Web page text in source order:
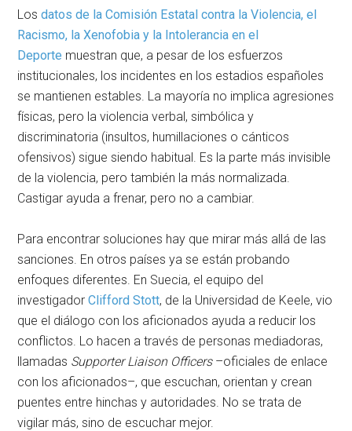
Losdatos de la Comisión Estatal contra la Violencia, el
Racismo, la Xenofobia y la Intolerancia en el
Deporte muestran que, a pesar de los esfuerzos
institucionales, los incidentes en los estadios españoles
se mantienen estables. La mayoría no implica agresiones
físicas, pero la violencia verbal, simbólica y
discriminatoria (insultos, humillaciones o cánticos
ofensivos) sigue siendo habitual. Es la parte más invisible
de la violencia, pero también la más normalizada.
Castigar ayuda a frenar, pero no a cambiar.
Para encontrar soluciones hay que mirar más allá de las
sanciones. En otros países ya se están probando
enfoques diferentes. En Suecia, el equipo del
investigadorClifford Stott, de la Universidad de Keele, vio
que el diálogo con los aficionados ayuda a reducir los
conflictos. Lo hacen a través de personas mediadoras,
llamadas Supporter Liaison Officers–oficiales de enlace
con los aficionados–, que escuchan, orientan y crean
puentes entre hinchas y autoridades. No se trata de
vigilar más, sino de escuchar mejor.